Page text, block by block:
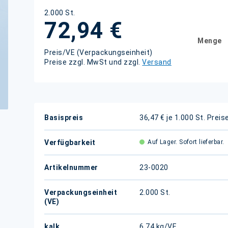
2.000 St.
72,94 €
Preis/VE (Verpackungseinheit)
Preise zzgl. MwSt und zzgl.Versand
Menge
Weitere
Basispreis 36,47 € je 1.000 St.
Verfügbarkeit Auf Lager. Sofort lieferbar.
Artikelnummer 23-0020
Verpackungseinheit
(VE)
2.000 St.